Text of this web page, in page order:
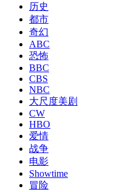
历史
都市
奇幻
ABC
恐怖
BBC
CBS
NBC
大尺度美剧
CW
HBO
爱情
战争
电影
Showtime
冒险